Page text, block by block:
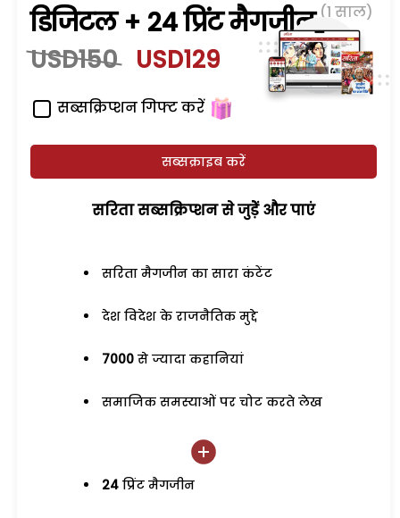
डिजिटल + 24 प्रिंट मैगजीन (1 साल)
USD150 USD129
सब्सक्रिप्शन गिफ्ट करें
सब्सक्राइब करें
सरिता सब्सक्रिप्शन से जुड़ेें और पाएं
सरिता मैगजीन का सारा कंटेंट
देश विदेश के राजनैतिक मुद्दे
7000 से ज्यादा कहानियां
समाजिक समस्याओं पर चोट करते लेख
24 प्रिंट मैगजीन